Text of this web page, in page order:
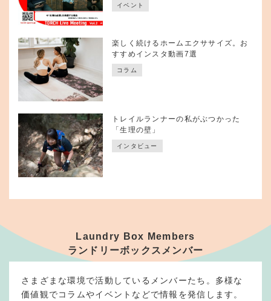
イベント
楽しく続けるホームエクササイズ。お
すすめインスタ動画7選
コラム
トレイルランナーの私がぶつかった
「生理の壁」
インタビュー
Laundry Box Members
ランドリーボックスメンバー
さまざまな環境で活動しているメンバーたち。多様な
価値観でコラムやイベントなどで情報を発信します。